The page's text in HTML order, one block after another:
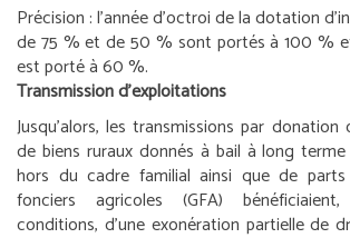
Précision :l’année d’octroi de la dotation
de 75 % et de 50 % sont portés à 100 %
est porté à 60 %.
Transmission d’exploitations
Jusqu’alors, les transmissions par
de biens ruraux donnés à bail à long
hors du cadre familial ainsi que de
fonciers agricoles (GFA)
conditions, d’une exonération partielle de